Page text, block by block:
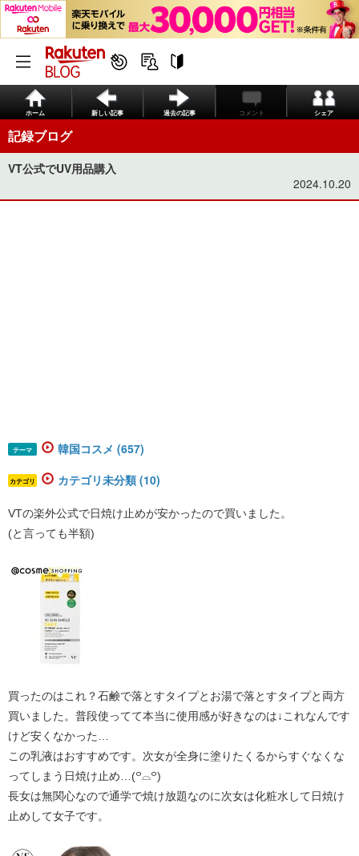
ホーム 新しい記事 過去の記事 コメント シェア
記録ブログ
VT公式でUV用品購入
2024.10.20
テーマ 韓国コスメ (657)
カテゴリ カテゴリ未分類 (10)
​VTの楽外公式で日焼け止めが安かったので買いました。
(と言っても半額)
買ったのはこれ？石鹸で落とすタイプとお湯で落とすタイプと両方
買いました。普段使ってて本当に使用感が好きなのは↓これなんです
けど安くなかった…
この乳液はおすすめです。次女が全身に塗りたくるからすぐなくな
ってしまう日焼け止め…(꒪⌓꒪)​
長女は無関心なので通学で焼け放題なのに次女は化粧水して日焼け
止めして女子です。